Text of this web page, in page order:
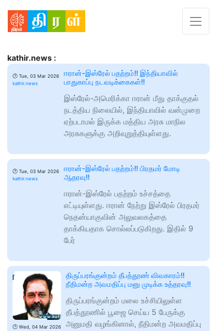
kathir.news :
🕑 Tue, 03 Mar 2026
kathir.news
ஈரான்-இஸ்ரேல் பதற்றம்!! இந்தியாவில்
பாதுகாப்பு நடவடிக்கைகள்!!
இஸ்ரேல்-அமெரிக்கா ஈரான் மீது தாக்குதல்
நடத்திய நிலையில், இந்தியாவில் வன்முறை
ஏற்படாமல் இருக்க மத்திய அரசு மாநில
அரசுகளுக்கு அறிவுறுத்தியுள்ளது.
🕑 Tue, 03 Mar 2026
kathir.news
ஈரான்-இஸ்ரேல் பதற்றம்!! பிரதமர் மோடி
ஆதரவு!!
ஈரான்-இஸ்ரேல் பதற்றம் உச்சத்தை
எட்டியுள்ளது. ஈரான் நேற்று இஸ்ரேல் பிரதமர்
நெதன்யாகுவின் அலுவலகத்தை
தாக்கியதாக சொல்லப்படுகிறது. இதில் 9
பேர்
🕑 Wed, 04 Mar 2026
திருப்பரங்குன்றம் தீபத்தூண் விவகாரம்!!
நீதிமன்ற அவமதிப்பு மனு முடிக்க உத்தரவு!!
திருப்பரங்குன்றம் மலை உச்சியிலுள்ள
தீபத்தூணில் பூஜை செய்ய 5 பேருக்கு
அனுமதி வழங்கினால், நீதிமன்ற அவமதிப்பு